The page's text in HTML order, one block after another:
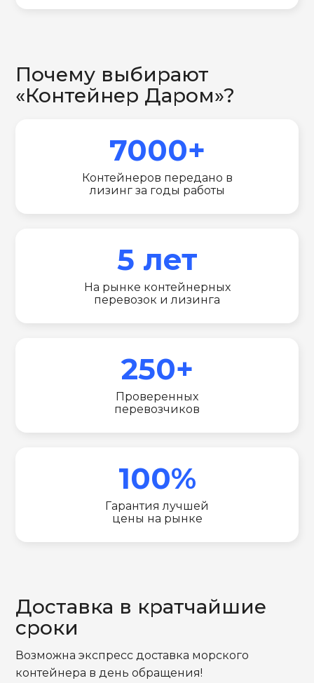
Почему выбирают
«Контейнер Даром»?
7000+
Контейнеров передано в
лизинг за годы работы
5 лет
На рынке контейнерных
перевозок и лизинга
250+
Проверенных
перевозчиков
100%
Гарантия лучшей
цены на рынке
Доставка в кратчайшие
сроки
Возможна экспресс доставка морского
контейнера в день обращения!